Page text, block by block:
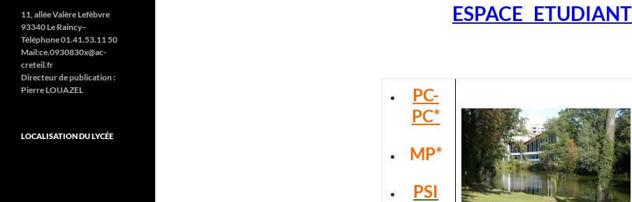
ESPACE
PC-
PC*
MP*
PSI
11, allée Valère Lefèbvre
93340 Le Raincy–
Téléphone 01.41.53.11 50
Mail:ce.0930830x@ac-
creteil.fr
Directeur de publication :
Pierre LOUAZEL
LOCALISATION DU LYCÉE